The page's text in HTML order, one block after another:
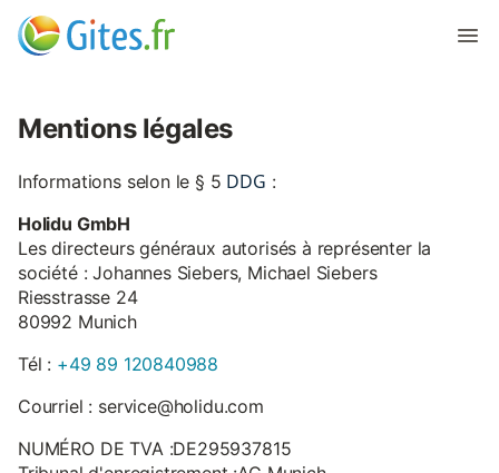
Mentions légales
Informations selon le § 5 DDG :
Holidu GmbH
Les directeurs généraux autorisés à représenter la
société : Johannes Siebers, Michael Siebers
Riesstrasse 24
80992 Munich
Tél : +49 89 120840988
Courriel : service@holidu.com
NUMÉRO DE TVA :DE295937815